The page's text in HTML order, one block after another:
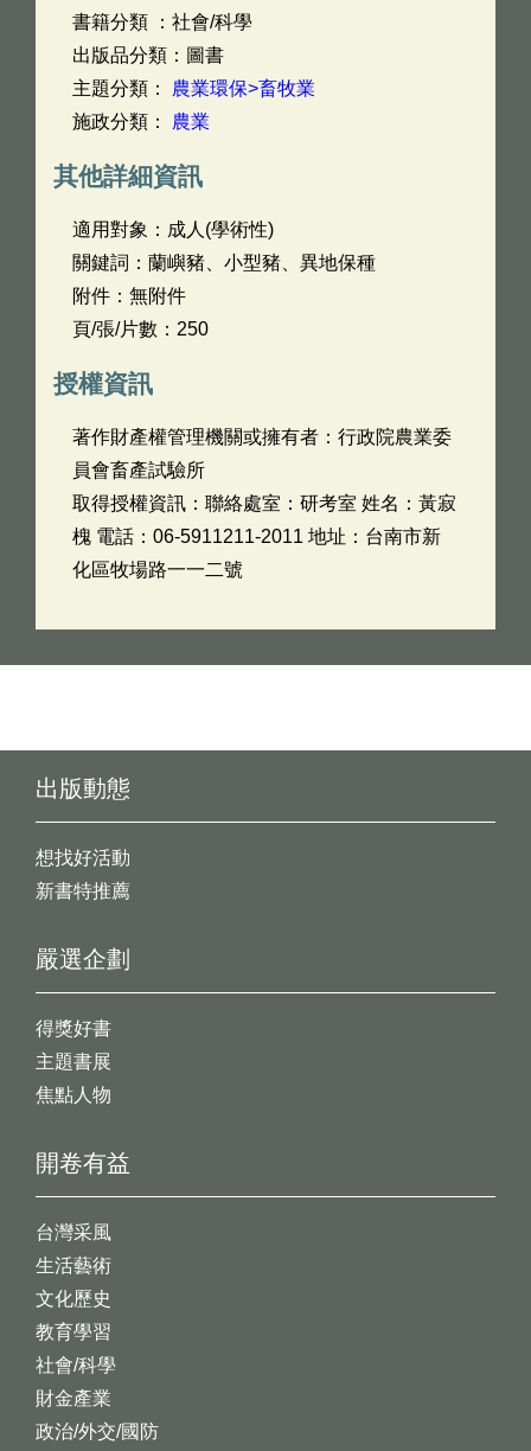
書籍分類 ：社會/科學
出版品分類：圖書
主題分類： 農業環保>畜牧業
施政分類： 農業
其他詳細資訊
適用對象：成人(學術性)
關鍵詞：蘭嶼豬、小型豬、異地保種
附件：無附件
頁/張/片數：250
授權資訊
著作財產權管理機關或擁有者：行政院農業委
員會畜產試驗所
取得授權資訊：聯絡處室：研考室 姓名：黃寂
槐 電話：06-5911211-2011 地址：台南市新
化區牧場路一一二號
出版動態
想找好活動
新書特推薦
開卷有益
台灣采風
生活藝術
文化歷史
教育學習
社會/科學
財金產業
政治/外交/國防
嚴選企劃
得獎好書
主題書展
焦點人物